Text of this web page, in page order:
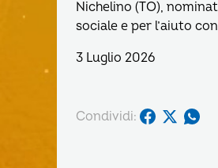
Nichelino (TO),
sociale e per l’aiuto
3 Luglio 2026
Condividi: